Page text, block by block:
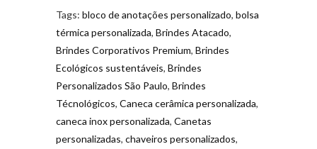
Tags: bloco de anotações personalizado, bolsa
térmica personalizada, Brindes Atacado,
Brindes Corporativos Premium, Brindes
Ecológicos sustentáveis, Brindes
Personalizados São Paulo, Brindes
Técnológicos, Caneca cerâmica personalizada,
caneca inox personalizada, Canetas
personalizadas, chaveiros personalizados,